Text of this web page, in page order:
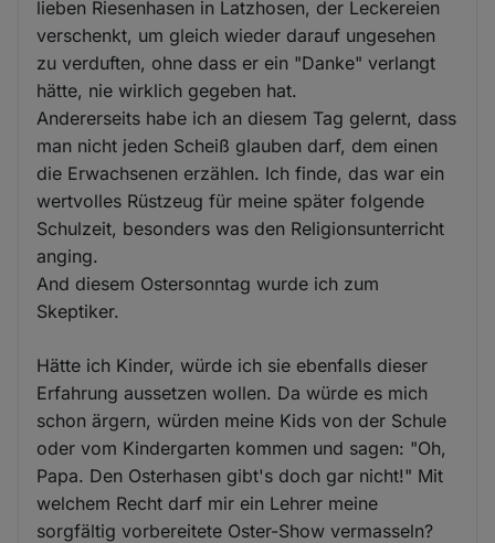
lieben Riesenhasen in Latzhosen, der Leckereien
verschenkt, um gleich wieder darauf ungesehen
zu verduften, ohne dass er ein "Danke" verlangt
hätte, nie wirklich gegeben hat.
Andererseits habe ich an diesem Tag gelernt, dass
man nicht jeden Scheiß glauben darf, dem einen
die Erwachsenen erzählen. Ich finde, das war ein
wertvolles Rüstzeug für meine später folgende
Schulzeit, besonders was den Religionsunterricht
anging.
And diesem Ostersonntag wurde ich zum
Skeptiker.
Hätte ich Kinder, würde ich sie ebenfalls dieser
Erfahrung aussetzen wollen. Da würde es mich
schon ärgern, würden meine Kids von der Schule
oder vom Kindergarten kommen und sagen: "Oh,
Papa. Den Osterhasen gibt's doch gar nicht!" Mit
welchem Recht darf mir ein Lehrer meine
sorgfältig vorbereitete Oster-Show vermasseln?